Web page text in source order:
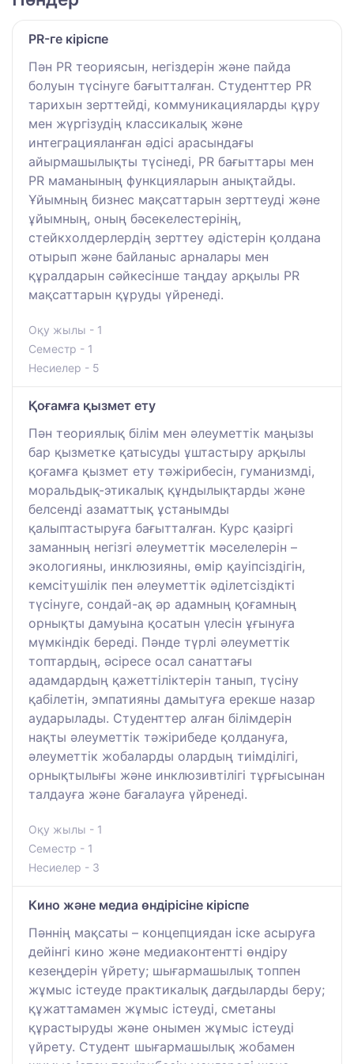
PR-ге кіріспе
Пән PR теориясын, негіздерін және пайда
болуын түсінуге бағытталған. Студенттер PR
тарихын зерттейді, коммуникацияларды құру
мен жүргізудің классикалық және
интеграцияланған әдісі арасындағы
айырмашылықты түсінеді, PR бағыттары мен
PR маманының функцияларын анықтайды.
Ұйымның бизнес мақсаттарын зерттеуді және
ұйымның, оның бәсекелестерінің,
стейкхолдерлердің зерттеу әдістерін қолдана
отырып және байланыс арналары мен
құралдарын сәйкесінше таңдау арқылы PR
мақсаттарын құруды үйренеді.
Оқу жылы - 1
Семестр - 1
Несиелер - 5
Қоғамға қызмет ету
Пән теориялық білім мен әлеуметтік маңызы
бар қызметке қатысуды ұштастыру арқылы
қоғамға қызмет ету тәжірибесін, гуманизмді,
моральдық-этикалық құндылықтарды және
белсенді азаматтық ұстанымды
қалыптастыруға бағытталған. Курс қазіргі
заманның негізгі әлеуметтік мәселелерін –
экологияны, инклюзияны, өмір қауіпсіздігін,
кемсітушілік пен әлеуметтік әділетсіздікті
түсінуге, сондай-ақ әр адамның қоғамның
орнықты дамуына қосатын үлесін ұғынуға
мүмкіндік береді. Пәнде түрлі әлеуметтік
топтардың, әсіресе осал санаттағы
адамдардың қажеттіліктерін танып, түсіну
қабілетін, эмпатияны дамытуға ерекше назар
аударылады. Студенттер алған білімдерін
нақты әлеуметтік тәжірибеде қолдануға,
әлеуметтік жобаларды олардың тиімділігі,
орнықтылығы және инклюзивтілігі тұрғысынан
талдауға және бағалауға үйренеді.
Оқу жылы - 1
Семестр - 1
Несиелер - 3
Кино және медиа өндірісіне кіріспе
Пәннің мақсаты – концепциядан іске асыруға
дейінгі кино және медиаконтентті өндіру
кезеңдерін үйрету; шығармашылық топпен
жұмыс істеуде практикалық дағдыларды беру;
құжаттамамен жұмыс істеуді, сметаны
құрастыруды және онымен жұмыс істеуді
үйрету. Студент шығармашылық жобамен